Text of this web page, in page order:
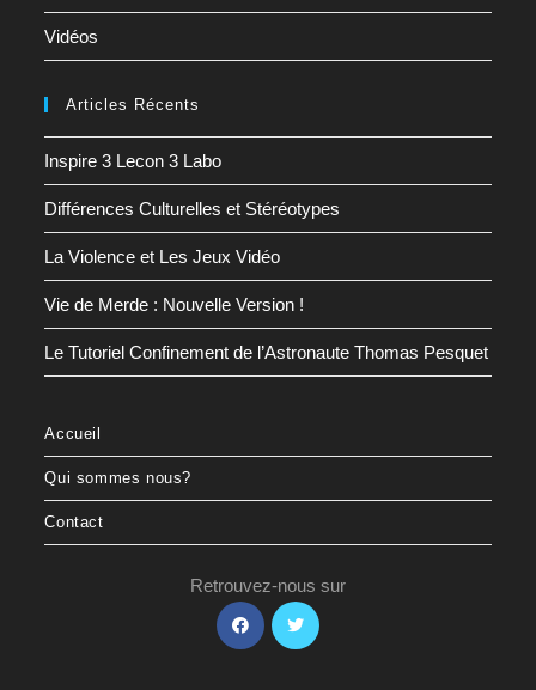
Vidéos
Articles Récents
Inspire 3 Lecon 3 Labo
Différences Culturelles et Stéréotypes
La Violence et Les Jeux Vidéo
Vie de Merde : Nouvelle Version !
Le Tutoriel Confinement de l’Astronaute Thomas Pesquet
Accueil
Qui sommes nous?
Contact
Retrouvez-nous sur
S’ouvre
dans
S’ouvre